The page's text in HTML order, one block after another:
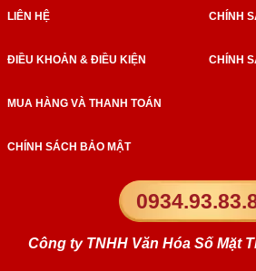
Công ty TNHH Văn Hóa Số Mặt
LIÊN HỆ
ĐIỀU KHOẢN & ĐIỀU KIỆN
MUA HÀNG VÀ THANH TOÁN
CHÍNH SÁCH BẢO MẬT
CHÍNH
CHÍNH